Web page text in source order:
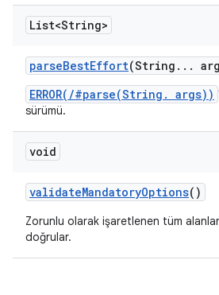
List<String>
parseBestEffort(String . . .
ERROR(/#parse(String. args))
sürümü.
void
validateMandatoryOptions()
Zorunlu olarak işaretlenen tüm
doğrular.